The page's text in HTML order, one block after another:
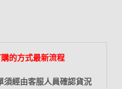
的方式最新流程
須經由客服人員確認貨況